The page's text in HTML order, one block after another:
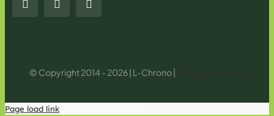
© Copyright 2014 - 2026 | L-Chrono |
Page load link